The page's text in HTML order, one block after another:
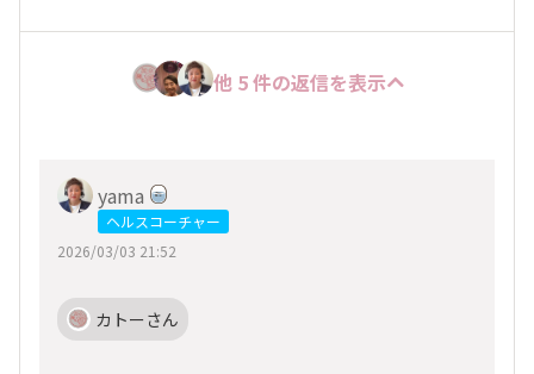
他 5 件の返信を表示
yama
ヘルスコーチャー
2026/03/03 21:52
カトーさん